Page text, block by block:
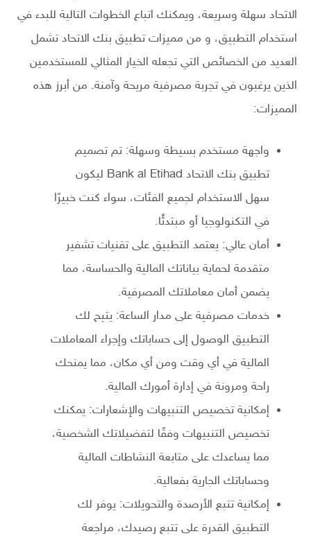
الاتحاد سهلة وسريعة، ويمكنك اتباع الخطوات التالية للبدء في
استخدام التطبيق، و من مميزات تطبيق بنك الاتحاد تشمل
العديد من الخصائص التي تجعله الخيار المثالي للمستخدمين
الذين يرغبون في تجربة مصرفية مريحة وآمنة. من أبرز هذه
المميزات:
واجهة مستخدم بسيطة وسهلة: تم تصميم
تطبيق بنك الاتحاد Bank al Etihad ليكون
سهل الاستخدام لجميع الفئات، سواء كنت خبيرًا
في التكنولوجيا أو مبتدئًا.
أمان عالي: يعتمد التطبيق على تقنيات تشفير
متقدمة لحماية بياناتك المالية والحساسة، مما
يضمن أمان معاملاتك المصرفية.
خدمات مصرفية على مدار الساعة: يتيح لك
التطبيق الوصول إلى حساباتك وإجراء المعاملات
المالية في أي وقت ومن أي مكان، مما يمنحك
راحة ومرونة في إدارة أمورك المالية.
إمكانية تخصيص التنبيهات والإشعارات: يمكنك
تخصيص التنبيهات وفقًا لتفضيلاتك الشخصية،
مما يساعدك على متابعة النشاطات المالية
وحساباتك الجارية بفعالية.
إمكانية تتبع الأرصدة والتحويلات: يوفر لك
التطبيق القدرة على تتبع رصيدك، مراجعة